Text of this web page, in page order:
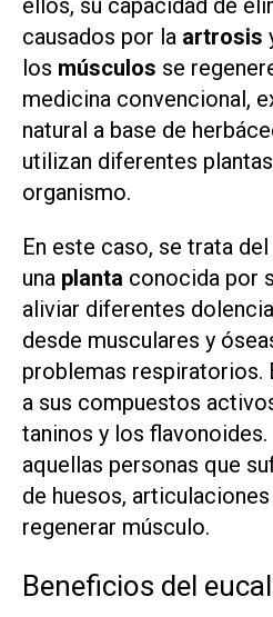
causados por la artrosis
los músculos se
medicina convencional,
natural a base de
utilizan diferentes
organismo.
En este caso, se trata del
una planta conocida por
aliviar diferentes
desde musculares y
problemas respiratorios.
a sus compuestos
taninos y los flavonoides.
aquellas personas que
de huesos,
regenerar músculo.
Beneficios del